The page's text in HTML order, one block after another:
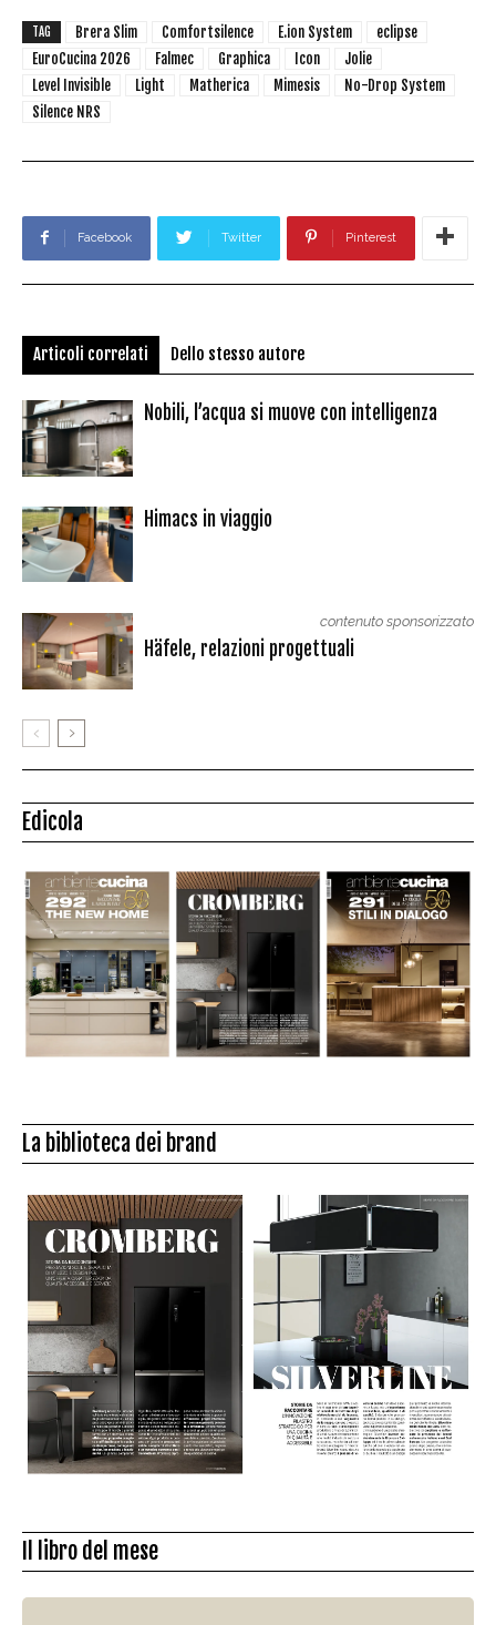
TAG Brera Slim Comfortsilence E.ion System
eclipse
EuroCucina 2026
Falmec Graphica Icon
Jolie
Level Invisible
Light Matherica Mimesis
No-Drop System
Silence NRS
Facebook Twitter Pinterest
Articoli correlati Dello stesso autore
Nobili, l’acqua si muove con intelligenza
Himacs in viaggio
contenuto sponsorizzato
Häfele, relazioni progettuali
Edicola
La biblioteca dei brand
Il libro del mese